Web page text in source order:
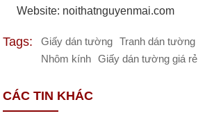
Website: noithatnguyenmai.com
Tags: Giấy dán tường Tranh dán tường
Nhôm kính
Giấy dán tường giá rẻ
CÁC TIN KHÁC